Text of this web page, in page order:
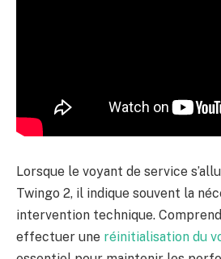
Lorsque le voyant de service
Twingo 2, il indique souvent la
intervention technique.
effectuer une réinitialisation du